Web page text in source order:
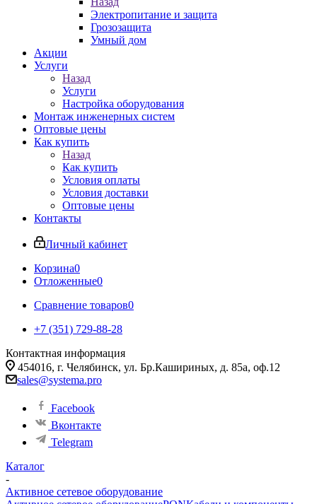
Электропитание и защита
Грозозащита
Умный дом
Акции
Услуги
Назад
Услуги
Настройка оборудования
Монтаж инженерных систем
Оптовые цены
Как купить
Назад
Как купить
Условия оплаты
Условия доставки
Оптовые цены
Контакты
Личный кабинет
Корзина0
Отложенные0
Сравнение товаров0
+7 (351) 729-88-28
Контактная информация
454016, г. Челябинск, ул. Бр.Кашириных, д. 85а, оф.12
sales@systema.pro
Facebook
Вконтакте
Telegram
Каталог
-
Активное сетевое оборудование